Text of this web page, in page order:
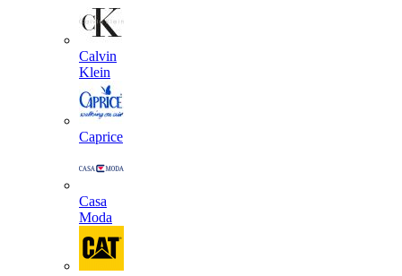
Calvin
Klein
Caprice
Casa
Moda